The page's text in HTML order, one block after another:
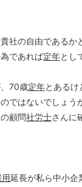
社の自由であるか
であれば定年とし
70歳定年とある
ではないでしょ
顧問社労士さんに
用延長が私ら中小企